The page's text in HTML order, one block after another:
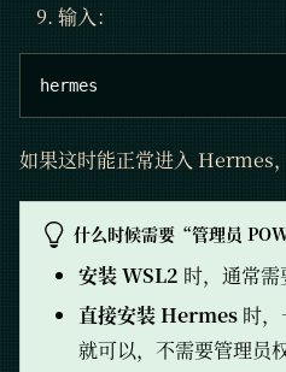
输入：
hermes
如果这时能正常进入 Hermes
什么时候需要“管理员
安装 WSL2 时，通常
直接安装 Hermes 时
就可以，不需要管理员权